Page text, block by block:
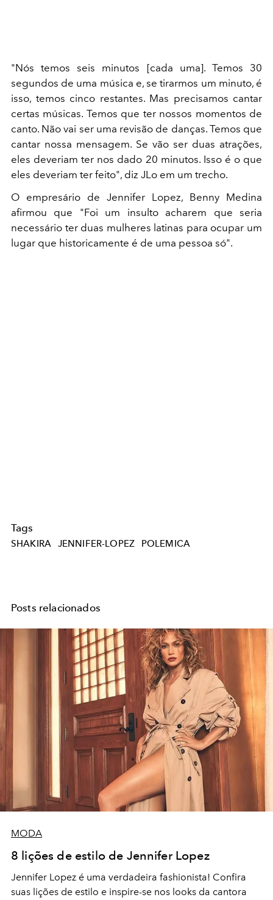
"Nós temos seis minutos [cada uma]. Temos 30
segundos de uma música e, se tirarmos um minuto, é
isso, temos cinco restantes. Mas precisamos cantar
certas músicas. Temos que ter nossos momentos de
canto. Não vai ser uma revisão de danças. Temos que
cantar nossa mensagem. Se vão ser duas atrações,
eles deveriam ter nos dado 20 minutos. Isso é o que
eles deveriam ter feito", diz JLo em um trecho.
O empresário de Jennifer Lopez, Benny Medina
afirmou que "Foi um insulto acharem que seria
necessário ter duas mulheres latinas para ocupar um
lugar que historicamente é de uma pessoa só".
Tags
SHAKIRA JENNIFER-LOPEZ POLEMICA
Posts relacionados
MODA
8 lições de estilo de Jennifer Lopez
Jennifer Lopez é uma verdadeira fashionista! Confira
suas lições de estilo e inspire-se nos looks da cantora